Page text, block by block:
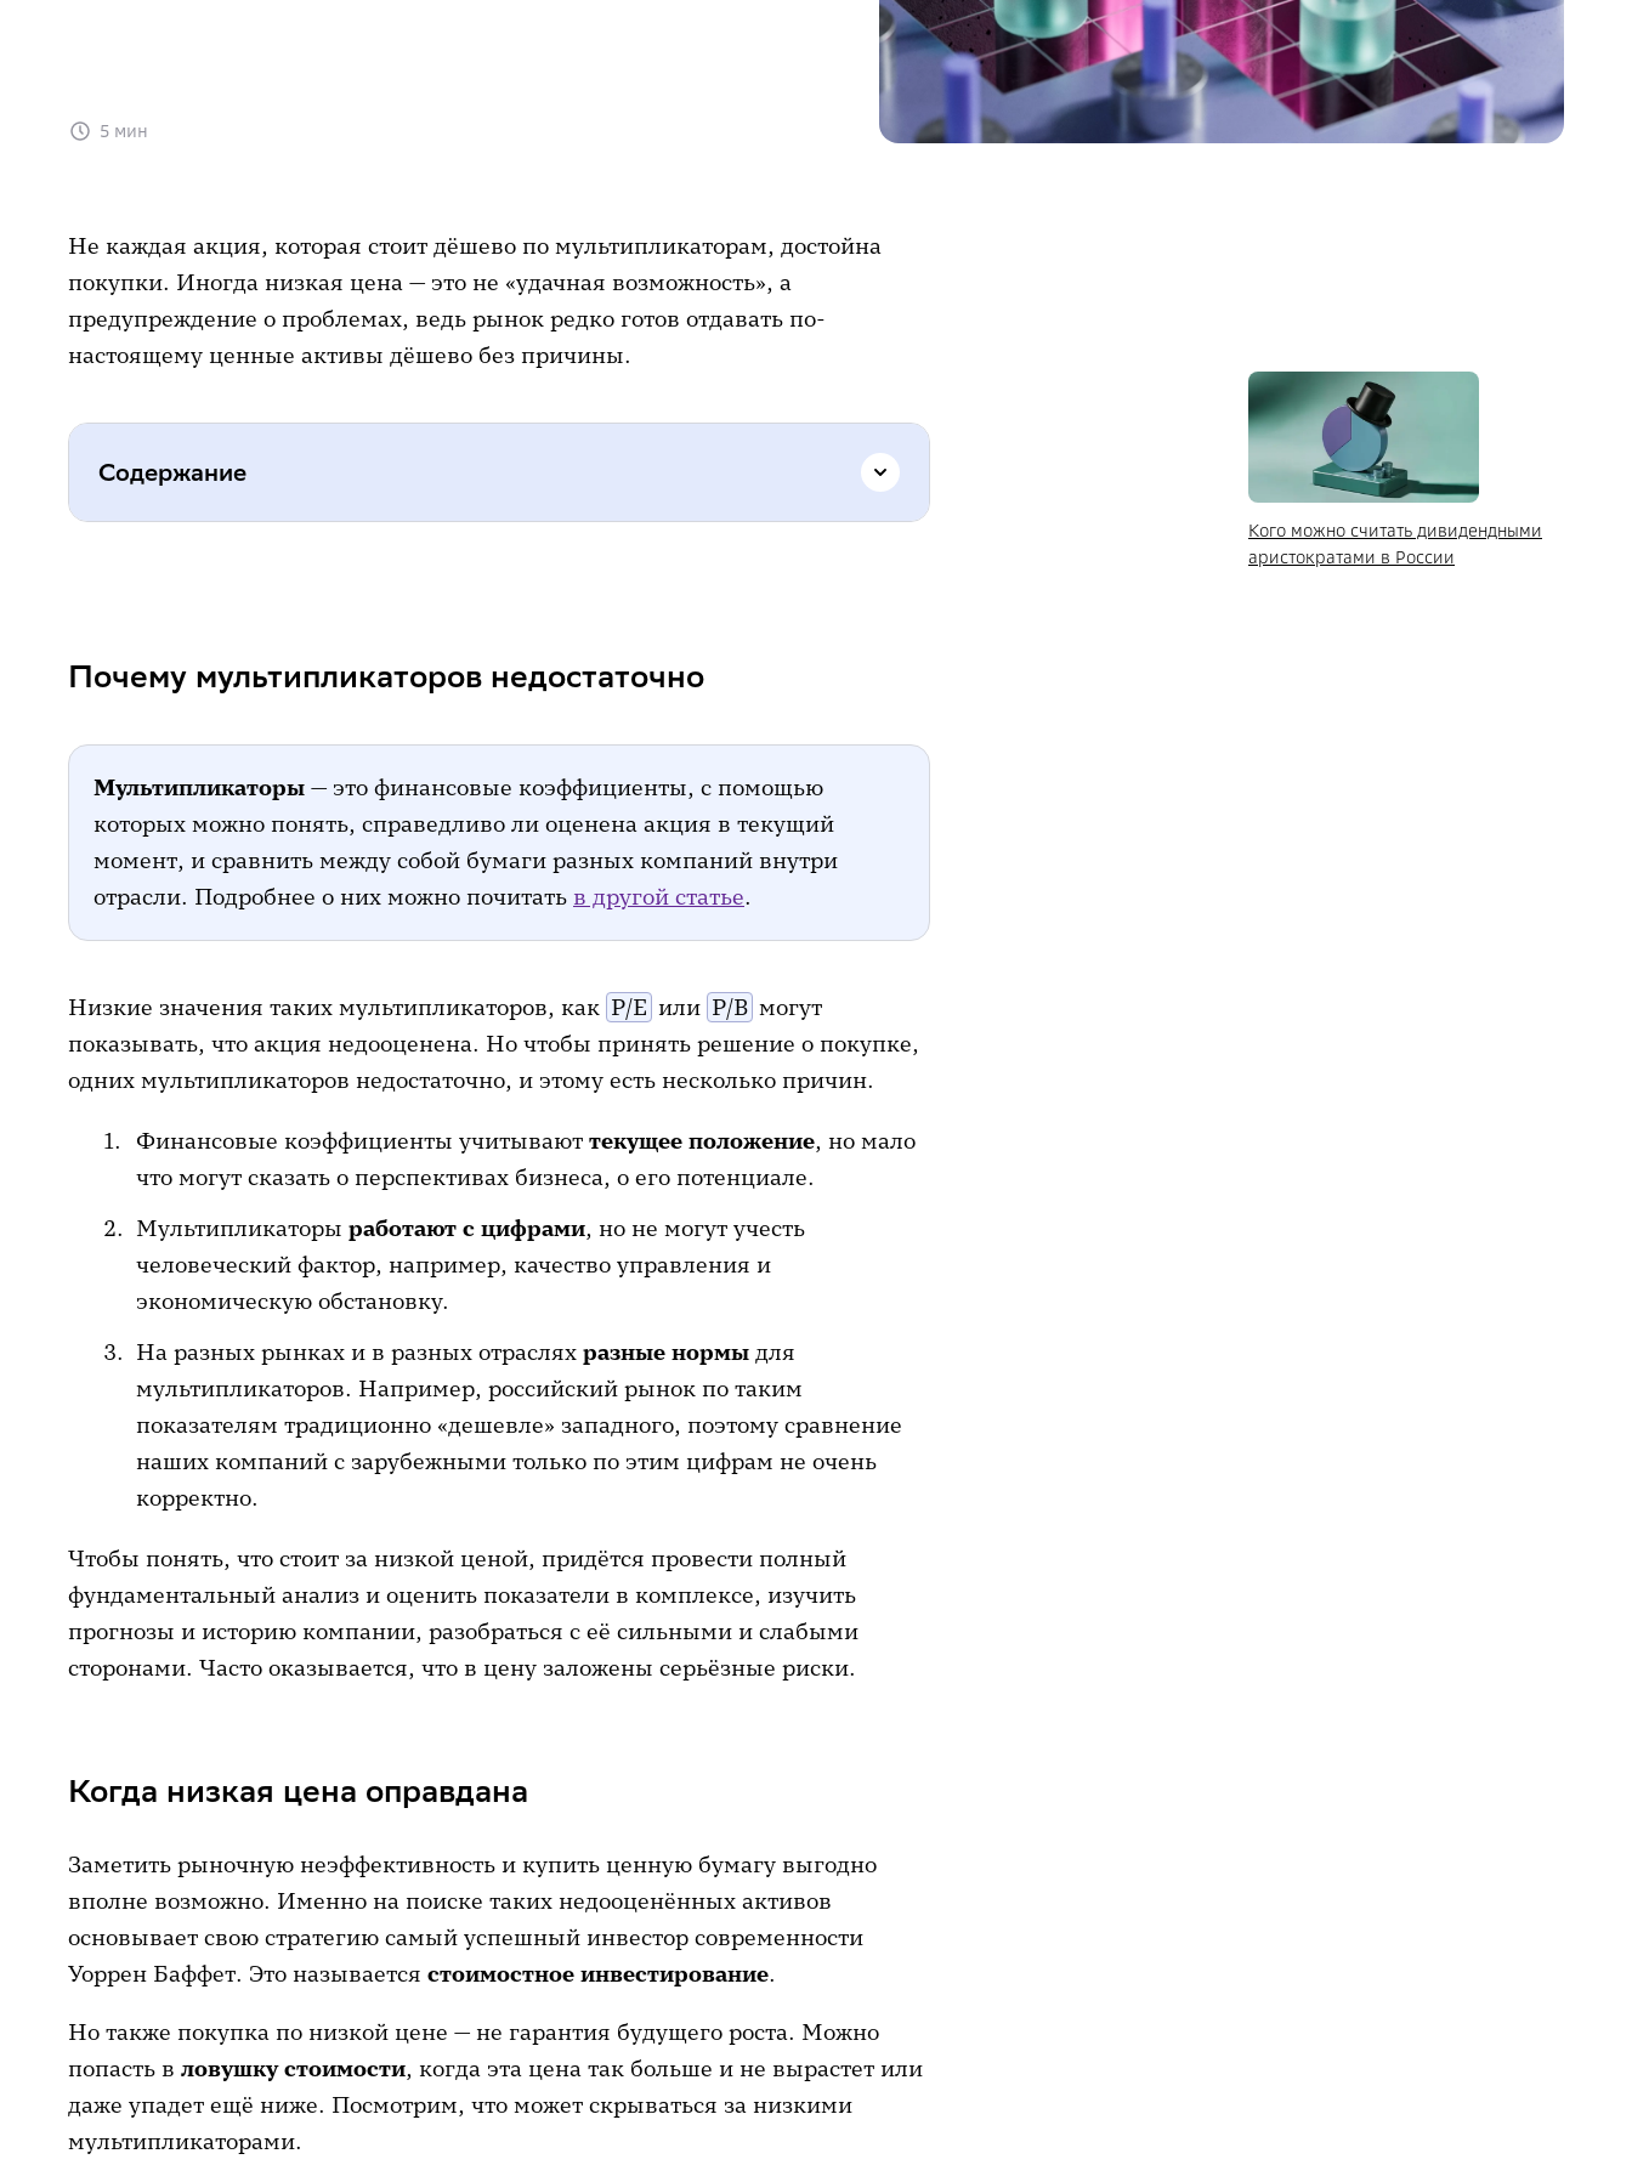
5 мин
Не каждая акция, которая стоит дёшево по мультипликаторам, достойна
покупки. Иногда низкая цена — это не «удачная возможность», а
предупреждение о проблемах, ведь рынок редко готов отдавать по-
настоящему ценные активы дёшево без причины.
Содержание
Красные флаги для инвестора
Как избежать ловушки стоимости
Кого можно считать дивидендными
аристократами в России
Почему мультипликаторов недостаточно
Мультипликаторы — это финансовые коэффициенты, с помощью
которых можно понять, справедливо ли оценена акция в текущий
момент, и сравнить между собой бумаги разных компаний внутри
отрасли. Подробнее о них можно почитать в другой статье.
Низкие значения таких мультипликаторов, как P/E или P/B могут
показывать, что акция недооценена. Но чтобы принять решение о покупке,
одних мультипликаторов недостаточно, и этому есть несколько причин.
Финансовые коэффициенты учитывают текущее положение, но мало
что могут сказать о перспективах бизнеса, о его потенциале.
Мультипликаторы работают с цифрами, но не могут учесть
человеческий фактор, например, качество управления и
экономическую обстановку.
На разных рынках и в разных отраслях разные нормы для
мультипликаторов. Например, российский рынок по таким
показателям традиционно «дешевле» западного, поэтому сравнение
наших компаний с зарубежными только по этим цифрам не очень
корректно.
Чтобы понять, что стоит за низкой ценой, придётся провести полный
фундаментальный анализ и оценить показатели в комплексе, изучить
прогнозы и историю компании, разобраться с её сильными и слабыми
сторонами. Часто оказывается, что в цену заложены серьёзные риски.
Когда низкая цена оправдана
Заметить рыночную неэффективность и купить ценную бумагу выгодно
вполне возможно. Именно на поиске таких недооценённых активов
основывает свою стратегию самый успешный инвестор современности
Уоррен Баффет. Это называется стоимостное инвестирование.
Но также покупка по низкой цене — не гарантия будущего роста. Можно
попасть в ловушку стоимости, когда эта цена так больше и не вырастет или
даже упадет ещё ниже. Посмотрим, что может скрываться за низкими
мультипликаторами.